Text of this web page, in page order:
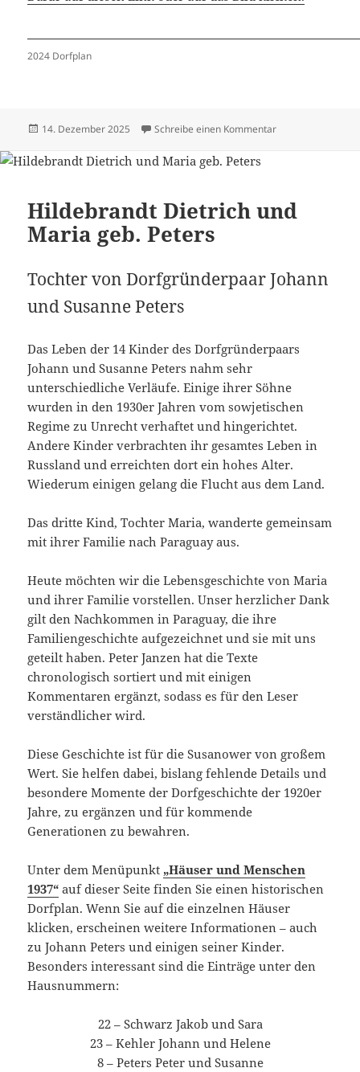
2024 Dorfplan
Veröffentlicht
14. Dezember 2025 Schreibe einen Kommentarzu Häuser 2024 –
Hildebrandt Dietrich und
Maria geb. Peters
Tochter von Dorfgründerpaar Johann
und Susanne Peters
Das Leben der 14 Kinder des Dorfgründerpaars
Johann und Susanne Peters nahm sehr
unterschiedliche Verläufe. Einige ihrer Söhne
wurden in den 1930er Jahren vom sowjetischen
Regime zu Unrecht verhaftet und hingerichtet.
Andere Kinder verbrachten ihr gesamtes Leben in
Russland und erreichten dort ein hohes Alter.
Wiederum einigen gelang die Flucht aus dem Land.
Das dritte Kind, Tochter Maria, wanderte gemeinsam
mit ihrer Familie nach Paraguay aus.
Heute möchten wir die Lebensgeschichte von Maria
und ihrer Familie vorstellen. Unser herzlicher Dank
gilt den Nachkommen in Paraguay, die ihre
Familiengeschichte aufgezeichnet und sie mit uns
geteilt haben. Peter Janzen hat die Texte
chronologisch sortiert und mit einigen
Kommentaren ergänzt, sodass es für den Leser
verständlicher wird.
Diese Geschichte ist für die Susanower von großem
Wert. Sie helfen dabei, bislang fehlende Details und
besondere Momente der Dorfgeschichte der 1920er
Jahre, zu ergänzen und für kommende
Generationen zu bewahren.
Unter dem Menüpunkt „Häuser und Menschen
1937“ auf dieser Seite finden Sie einen historischen
Dorfplan. Wenn Sie auf die einzelnen Häuser
klicken, erscheinen weitere Informationen – auch
zu Johann Peters und einigen seiner Kinder.
Besonders interessant sind die Einträge unter den
Hausnummern:
22 – Schwarz Jakob und Sara
23 – Kehler Johann und Helene
8 – Peters Peter und Susanne